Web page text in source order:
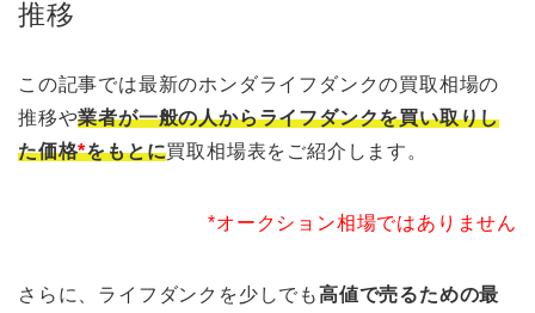
推移
この記事では最新のホンダライフダンクの買取相場の
推移や業者が一般の人からライフダンクを買い取りし
た価格*をもとに買取相場表をご紹介します。
*オークション相場ではありません
さらに、ライフダンクを少しでも高値で売るための最